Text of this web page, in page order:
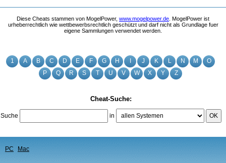
1 A B C D E F G H J K L N M
O
P
Q R S T U V W X Y Z
Cheat-Suche:
Suche in OK
PC Mac
Diese Cheats stammen von MogelPower, www.mogelpower.de . MogelPower ist
urheberrechtlich wie wettbewerbsrechtlich geschützt und darf nicht als Grundlage fuer
eigene Sammlungen verwendet werden.